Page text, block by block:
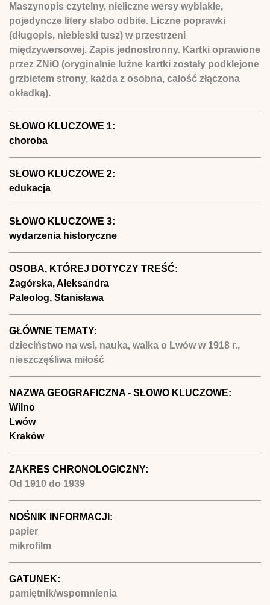
Maszynopis czytelny, nieliczne wersy wyblakłe,
pojedyncze litery słabo odbite. Liczne poprawki
(długopis, niebieski tusz) w przestrzeni
międzywersowej. Zapis jednostronny. Kartki oprawione
przez ZNiO (oryginalnie luźne kartki zostały podklejone
grzbietem strony, każda z osobna, całość złączona
okładką).
SŁOWO KLUCZOWE 1:
choroba
SŁOWO KLUCZOWE 2:
edukacja
SŁOWO KLUCZOWE 3:
wydarzenia historyczne
OSOBA, KTÓREJ DOTYCZY TREŚĆ:
Zagórska, Aleksandra
Paleolog, Stanisława
GŁÓWNE TEMATY:
dzieciństwo na wsi, nauka, walka o Lwów w 1918 r.,
nieszczęśliwa miłość
NAZWA GEOGRAFICZNA - SŁOWO KLUCZOWE:
Wilno
Lwów
Kraków
ZAKRES CHRONOLOGICZNY:
Od 1910 do 1939
NOŚNIK INFORMACJI:
papier
mikrofilm
GATUNEK:
pamiętnik/wspomnienia